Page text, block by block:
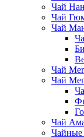
Чай
Чай
Чай
Чай
Чай
Чай
Чайные